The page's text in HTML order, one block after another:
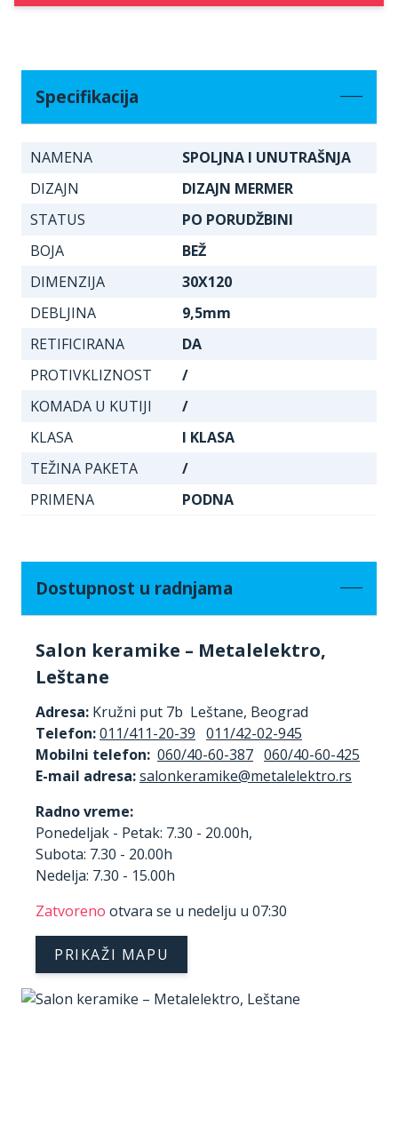
Specifikacija
NAMENA
SPOLJNA I UNUTRAŠNJA
DIZAJN
DIZAJN MERMER
STATUS
PO PORUDŽBINI
BOJA
BEŽ
DIMENZIJA
30X120
DEBLJINA
9,5mm
RETIFICIRANA
DA
PROTIVKLIZNOST
/
KOMADA U KUTIJI
/
KLASA
I KLASA
TEŽINA PAKETA
/
PRIMENA
PODNA
Dostupnost u radnjama
Salon keramike – Metalelektro,
Leštane
Adresa: Kružni put 7b Leštane, Beograd
Telefon:011/411-20-39 011/42-02-945
Mobilni telefon: 060/40-60-387 060/40-60-425
E-mail adresa:
Radno vreme:
Ponedeljak - Petak: 7.30 - 20.00h,
Subota: 7.30 - 20.00h
Nedelja: 7.30 - 15.00h
Zatvoreno otvara se u nedelju u 07:30
PRIKAŽI MAPU